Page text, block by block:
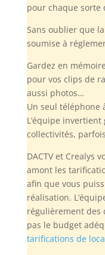
pour chaque sorte
Sans oublierque la
soumise à
Gardez en
pour vos clips de
aussi photos…
Un seul téléphone
L’équipe
collectivités,
DACTV et Crealys
amont les
afin que vous
réalisation.
régulièrement des
pas le budget
tarifications de